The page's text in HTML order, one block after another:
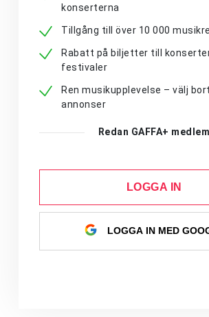
konserterna
Tillgång till över 10 000
Rabatt på biljetter till
festivaler
Ren musikupplevelse – välj
annonser
Redan GAFFA+ medlem
LOGGA IN
LOGGA IN MED